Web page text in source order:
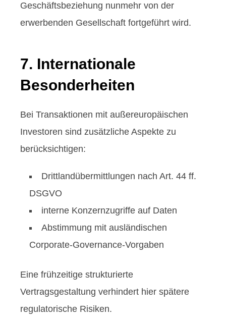
Geschäftsbeziehung nunmehr von der
erwerbenden Gesellschaft fortgeführt wird.
7. Internationale
Besonderheiten
Bei Transaktionen mit außereuropäischen
Investoren sind zusätzliche Aspekte zu
berücksichtigen:
Drittlandübermittlungen nach Art. 44 ff.
DSGVO
interne Konzernzugriffe auf Daten
Abstimmung mit ausländischen
Corporate-Governance-Vorgaben
Eine frühzeitige strukturierte
Vertragsgestaltung verhindert hier spätere
regulatorische Risiken.